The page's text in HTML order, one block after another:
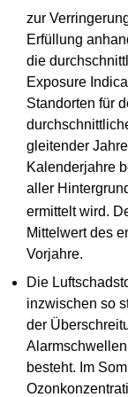
zur
Erfüllung
die
Exposure
Standorten für
gleitender
Kalenderjahre
aller
ermittelt wird.
Mittelwert des
Vorjahre.
Die
inzwischen so
der
besteht. Im